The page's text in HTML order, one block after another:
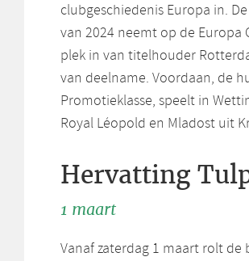
clubgeschiedenis Europa in.
van 2024 neemt op de
plek in van titelhouder
van deelname. Voordaan, de
Promotieklasse, speelt in
Royal Léopold en Mladost uit
Hervatting
1 maart
Vanaf zaterdag 1 maart rolt